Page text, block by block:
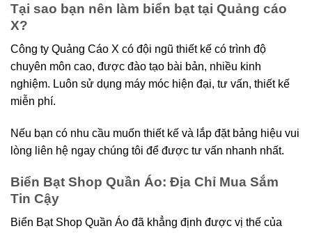
Tại sao bạn nên làm biển bạt tại Quảng cáo
X?
Công ty Quảng Cáo X có đội ngũ thiết kế có trình độ
chuyên môn cao, được đào tạo bài bản, nhiều kinh
nghiệm. Luôn sử dụng máy móc hiện đại, tư vấn, thiết kế
miễn phí.
Nếu bạn có nhu cầu muốn thiết kế và lắp đặt bảng hiệu vui
lòng liên hệ ngay chúng tôi để được tư vấn nhanh nhất.
Biển Bạt Shop Quần Áo: Địa Chỉ Mua Sắm
Tin Cậy
Biển Bạt Shop Quần Áo đã khẳng định được vị thế của